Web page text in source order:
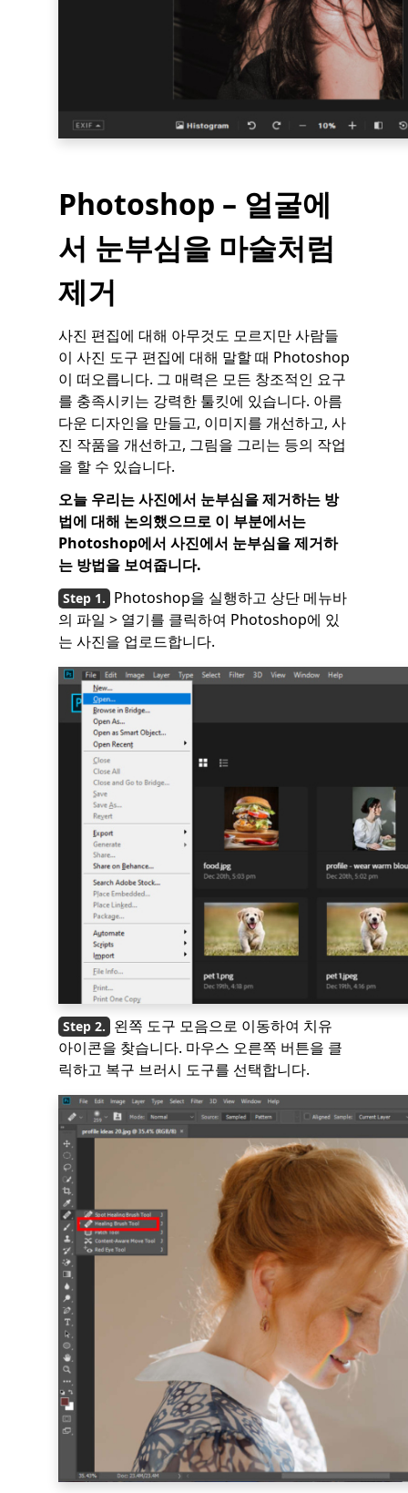
Photoshop – 얼굴에
서 눈부심을 마술처럼
제거
사진 편집에 대해 아무것도 모르지만 사람들
이 사진 도구 편집에 대해 말할 때 Photoshop
이 떠오릅니다. 그 매력은 모든 창조적인 요구
를 충족시키는 강력한 툴킷에 있습니다. 아름
다운 디자인을 만들고, 이미지를 개선하고, 사
진 작품을 개선하고, 그림을 그리는 등의 작업
을 할 수 있습니다.
오늘 우리는 사진에서 눈부심을 제거하는 방
법에 대해 논의했으므로 이 부분에서는
Photoshop에서 사진에서 눈부심을 제거하
는 방법을 보여줍니다.
Photoshop을 실행하고 상단 메뉴바
의 파일 > 열기를 클릭하여 Photoshop에 있
는 사진을 업로드합니다.
왼쪽 도구 모음으로 이동하여 치유
아이콘을 찾습니다. 마우스 오른쪽 버튼을 클
릭하고 복구 브러시 도구를 선택합니다.